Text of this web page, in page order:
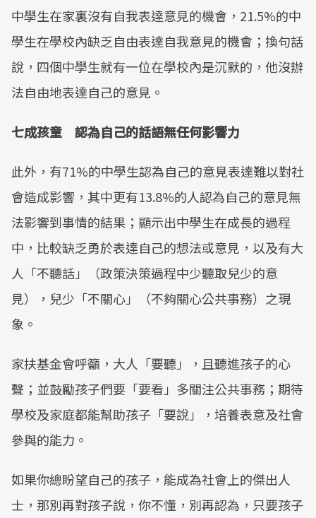
中學生在家裏沒有自我表達意見的機會，21.5%的中
學生在學校內缺乏自由表達自我意見的機會；換句話
說，四個中學生就有一位在學校內是沉默的，他沒辦
法自由地表達自己的意見。
七成孩童 認為自己的話語無任何影響力
此外，有71%的中學生認為自己的意見表達難以對社
會造成影響，其中更有13.8%的人認為自己的意見無
法影響到事情的結果；顯示出中學生在成長的過程
中，比較缺乏勇於表達自己的想法或意見，以及有大
人「不聽話」（政策決策過程中少聽取兒少的意
見），兒少「不關心」（不夠關心公共事務）之現
象。
家扶基金會呼籲，大人「要聽」，且聽進孩子的心
聲；並鼓勵孩子們要「要看」多關注公共事務；期待
學校及家庭都能幫助孩子「要說」，培養表意及社會
參與的能力。
如果你總盼望自己的孩子，能成為社會上的傑出人
士，那別再對孩子說，你不懂，別再認為，只要孩子